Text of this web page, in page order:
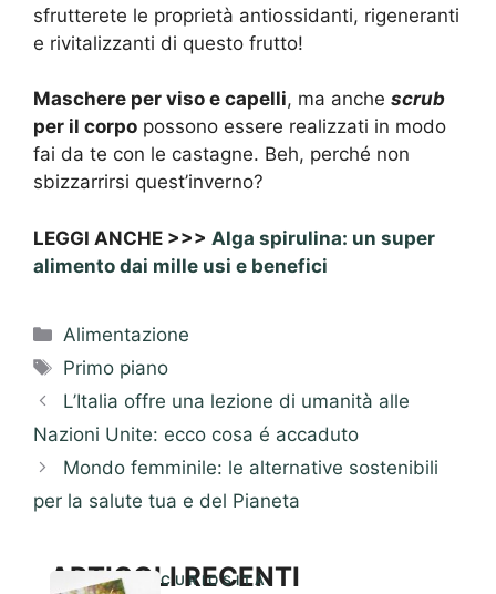
sfrutterete le proprietà antiossidanti, rigeneranti
e rivitalizzanti di questo frutto!
Maschere per viso e capelli, ma anche scrub
per il corpo possono essere realizzati in modo
fai da te con le castagne. Beh, perché non
sbizzarrirsi quest’inverno?
LEGGI ANCHE >>> Alga spirulina: un super
alimento dai mille usi e benefici
Categorie
Alimentazione
Tag
Primo piano
L’Italia offre una lezione di umanità alle
Nazioni Unite: ecco cosa é accaduto
Mondo femminile: le alternative sostenibili
per la salute tua e del Pianeta
ARTICOLI RECENTI
CURIOSITÀ